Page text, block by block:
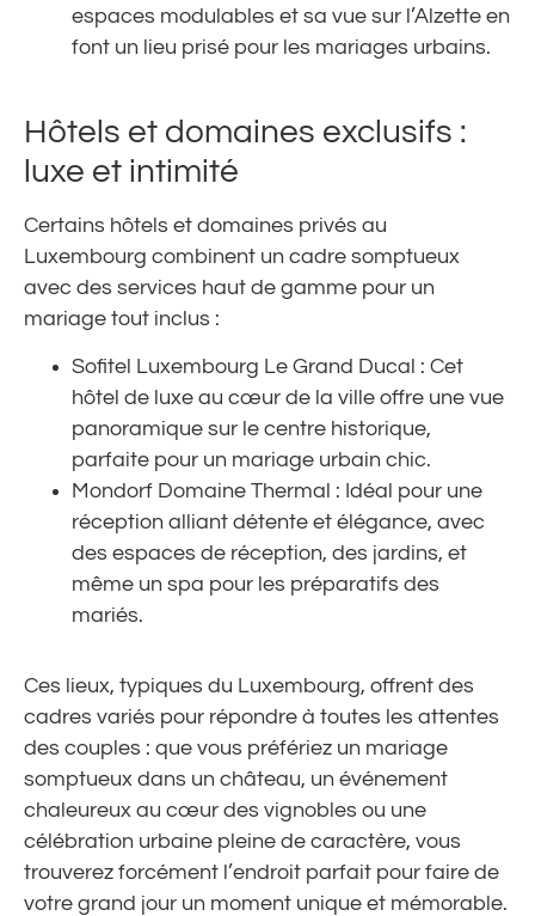
espaces modulables et sa vue sur l’Alzette en
font un lieu prisé pour les mariages urbains.
Hôtels et domaines exclusifs :
luxe et intimité
Certains hôtels et domaines privés au
Luxembourg combinent un cadre somptueux
avec des services haut de gamme pour un
mariage tout inclus :
Sofitel Luxembourg Le Grand Ducal : Cet
hôtel de luxe au cœur de la ville offre une vue
panoramique sur le centre historique,
parfaite pour un mariage urbain chic.
Mondorf Domaine Thermal : Idéal pour une
réception alliant détente et élégance, avec
des espaces de réception, des jardins, et
même un spa pour les préparatifs des
mariés.
Ces lieux, typiques du Luxembourg, offrent des
cadres variés pour répondre à toutes les attentes
des couples : que vous préfériez un mariage
somptueux dans un château, un événement
chaleureux au cœur des vignobles ou une
célébration urbaine pleine de caractère, vous
trouverez forcément l’endroit parfait pour faire de
votre grand jour un moment unique et mémorable.